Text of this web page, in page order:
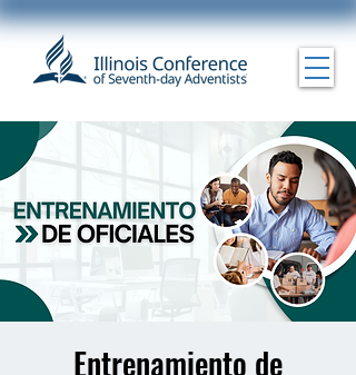
Entrenamiento de